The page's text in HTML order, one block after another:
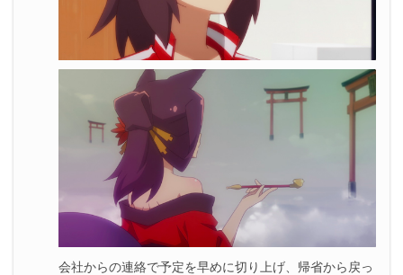
会社からの連絡で予定を早めに切り上げ、帰省から戻っ